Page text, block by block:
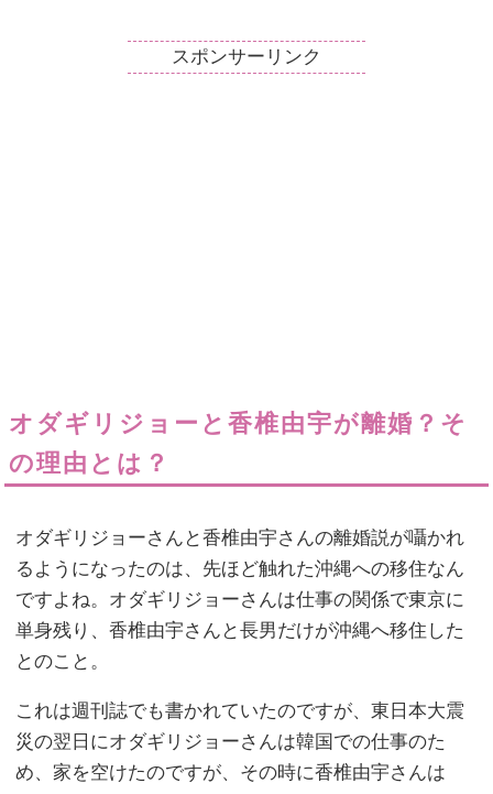
スポンサーリンク
オダギリジョーと香椎由宇が離婚？そ
の理由とは？
オダギリジョーさんと香椎由宇さんの離婚説が囁かれ
るようになったのは、先ほど触れた沖縄への移住なん
ですよね。オダギリジョーさんは仕事の関係で東京に
単身残り、香椎由宇さんと長男だけが沖縄へ移住した
とのこと。
これは週刊誌でも書かれていたのですが、東日本大震
災の翌日にオダギリジョーさんは韓国での仕事のた
め、家を空けたのですが、その時に香椎由宇さんは